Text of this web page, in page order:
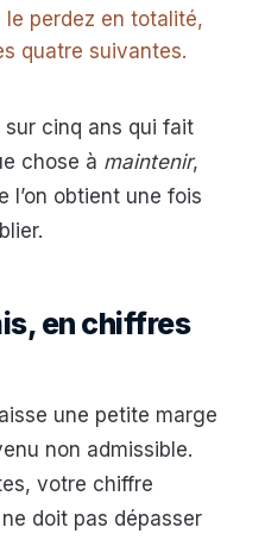
perdez en totalité,
quatre suivantes.
sur cinq ans qui fait
chose à maintenir,
l’on obtient une fois
en chiffres
une petite marge
non admissible.
votre chiffre
doit pas dépasser